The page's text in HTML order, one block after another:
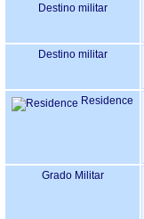
Destino militar
Destino militar
Residence
Grado Militar